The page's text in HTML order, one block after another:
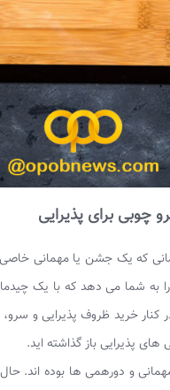
چوبی برای پذیرایی
که یک جشن یا مهمانی خاصی
به شما می دهد که با یک
کنار خرید ظروف پذیرایی و
پذیرایی باز گذاشته اید.
و دورهمی ها بوده اند.